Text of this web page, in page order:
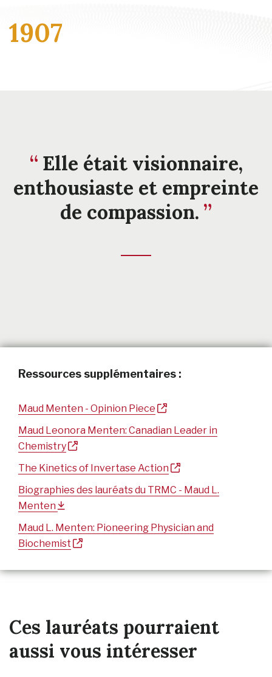
1907
Elle était visionnaire,
enthousiaste et empreinte
de compassion.
Ressources supplémentaires :
Maud Menten - Opinion Piece
Maud Leonora Menten: Canadian Leader in
Chemistry
The Kinetics of Invertase Action
Biographies des lauréats du TRMC - Maud L.
Menten
Maud L. Menten: Pioneering Physician and
Biochemist
Ces lauréats pourraient
aussi vous intéresser